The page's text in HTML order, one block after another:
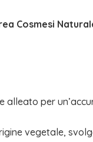
Cosmesi
per
vegetale,